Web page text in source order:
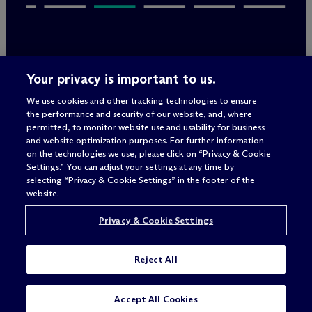
JETZT BEWERBEN
Rechtliche Hinweise/Impressum
Nutzungsbedingungen
Privacy & Cookie Settings
Sitemap
Anwaltswerbung© 2026 McDermott Will & Schulte
Your privacy is important to us.
We use cookies and other tracking technologies to ensure
the performance and security of our website, and, where
permitted, to monitor website use and usability for business
and website optimization purposes. For further information
on the technologies we use, please click on “Privacy & Cookie
Settings.” You can adjust your settings at any time by
selecting “Privacy & Cookie Settings” in the footer of the
website.
Privacy & Cookie Settings
Reject All
Accept All Cookies